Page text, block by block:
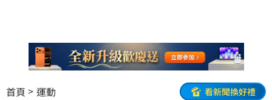
首頁 運動 看新聞換好禮